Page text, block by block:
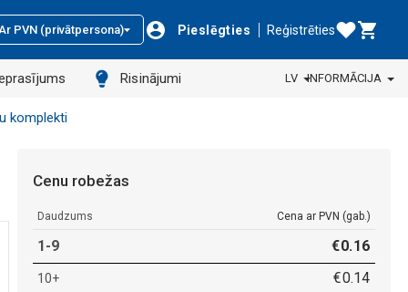
PVN (privātpersona) Pieslēgties Reģistrēties
Risinājumi LV INFORMĀCIJA
komplekti
Cenu robežas
Daudzums Cena ar PVN (gab.)
1-9 €0.16
10+ €0.14